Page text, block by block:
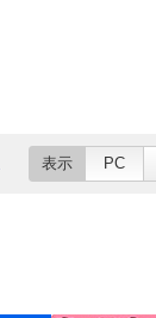
表示 PC